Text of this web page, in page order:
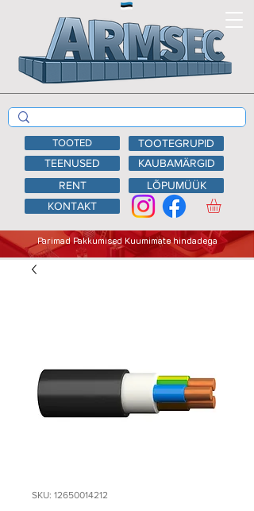
TEENUSED
KAUBAMÄRGID
RENT
LÕPUMÜÜK
KONTAKT
Parimad Pakkumised Kuumimate hindadega
TOOTED TOOTEGRUPID
SKU: 12650014212